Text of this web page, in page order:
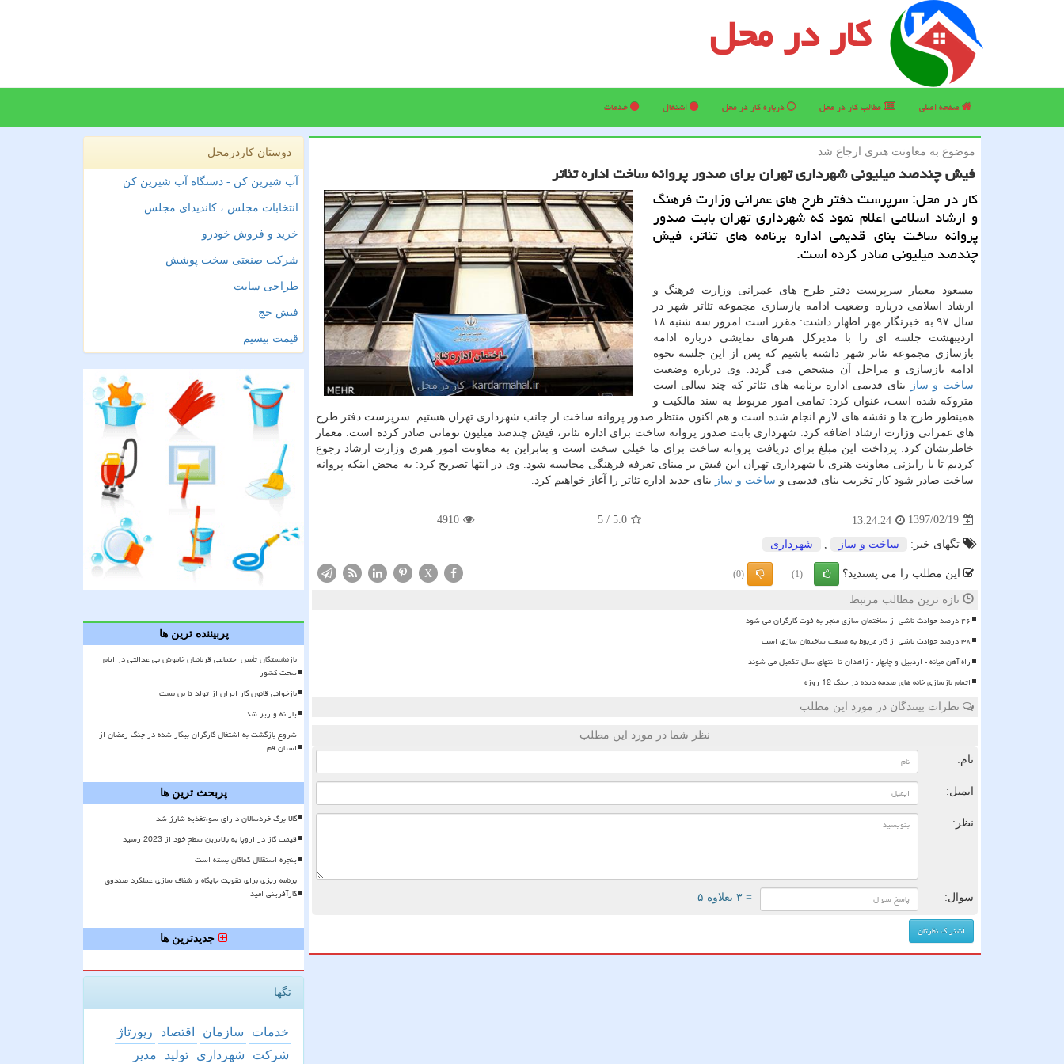
کار در محل
صفحه اصلی مطالب كار در محل درباره كار در محل اشتغال خدمات
موضوع به معاونت هنری ارجاع شد
فیش چندصد میلیونی شهرداری تهران برای صدور پروانه ساخت اداره تئاتر
كار در محل: سرپرست دفتر طرح های عمرانی وزارت فرهنگ
و ارشاد اسلامی اعلام نمود كه شهرداری تهران بابت صدور
پروانه ساخت بنای قدیمی اداره برنامه های تئاتر، فیش
چندصد میلیونی صادر كرده است.
مسعود معمار سرپرست دفتر طرح های عمرانی وزارت فرهنگ و
ارشاد اسلامی درباره وضعیت ادامه بازسازی مجموعه تئاتر شهر در
سال ۹۷ به خبرنگار مهر اظهار داشت: مقرر است امروز سه شنبه ۱۸
اردیبهشت جلسه ای را با مدیركل هنرهای نمایشی درباره ادامه
بازسازی مجموعه تئاتر شهر داشته باشیم كه پس از این جلسه نحوه
ادامه بازسازی و مراحل آن مشخص می گردد. وی درباره وضعیت
ساخت و ساز
بنای قدیمی اداره برنامه های تئاتر كه چند سالی است
متروكه شده است، عنوان كرد: تمامی امور مربوط به سند مالكیت و
همینطور طرح ها و نقشه های لازم انجام شده است و هم اكنون منتظر صدور پروانه ساخت از جانب شهرداری تهران هستیم. سرپرست دفتر طرح
های عمرانی وزارت ارشاد اضافه كرد: شهرداری بابت صدور پروانه ساخت برای اداره تئاتر، فیش چندصد میلیون تومانی صادر كرده است. معمار
خاطرنشان كرد: پرداخت این مبلغ برای دریافت پروانه ساخت برای ما خیلی سخت است و بنابراین به معاونت امور هنری وزارت ارشاد رجوع
كردیم تا با رایزنی معاونت هنری با شهرداری تهران این فیش بر مبنای تعرفه فرهنگی محاسبه شود. وی در انتها تصریح كرد: به محض اینكه پروانه
ساخت صادر شود كار تخریب بنای قدیمی و ساخت و ساز بنای جدید اداره تئاتر را آغاز خواهیم كرد.
1397/02/19
13:24:24
5.0
/
5
4910
تگهای خبر: ساخت و ساز شهرداری
این مطلب را می پسندید؟ (1)
(0)
X
تازه ترین مطالب مرتبط
۴۶ درصد حوادث ناشی از ساختمان سازی منجر به فوت کارگران می شود
۳۸ درصد حوادث ناشی از کار مربوط به صنعت ساختمان سازی است
راه آهن میانه - اردبیل و چابهار - زاهدان تا انتهای سال تکمیل می شوند
اتمام بازسازی خانه های صدمه دیده در جنگ 12 روزه
نظرات بینندگان در مورد این مطلب
نظر شما در مورد این مطلب
نام:
ایمیل:
نظر:
سوال: = ۳ بعلاوه ۵
دوستان کاردرمحل
آب شیرین کن - دستگاه آب شیرین کن
انتخابات مجلس ، کاندیدای مجلس
خرید و فروش خودرو
شرکت صنعتی سخت پوشش
طراحی سایت
فیش حج
قیمت بیسیم
پربیننده ترین ها
بازنشستگان تأمین اجتماعی قربانیان خاموش بی عدالتی در ایام
سخت کشور
بازخوانی قانون کار ایران از تولد تا بن بست
یارانه واریز شد
شروع بازگشت به اشتغال کارگران بیکار شده در جنگ رمضان از
استان قم
پربحث ترین ها
کالا برگ خردسالان دارای سوءتغذیه شارژ شد
قیمت گاز در اروپا به بالاترین سطح خود از 2023 رسید
پنجره استقلال کماکان بسته است
برنامه ریزی برای تقویت جایگاه و شفاف سازی عملکرد صندوق
کارآفرینی امید
جدیدترین ها
تگها
خدمات سازمان اقتصاد
رپورتاژ
شركت
شهرداری تولید مدیر